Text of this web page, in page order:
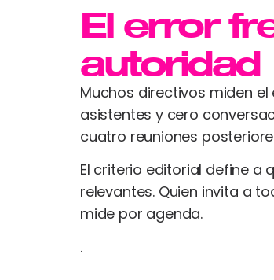
El error
autoridad
Muchos directivos miden
asistentes y cero
cuatro reuniones
El criterio editorial define a
relevantes. Quien invita a
mide por agenda.
.